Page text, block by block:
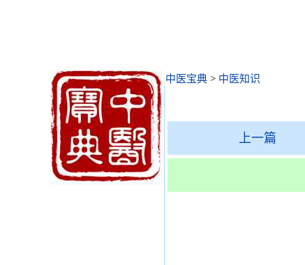
中医宝典 > 中医知识
上一篇